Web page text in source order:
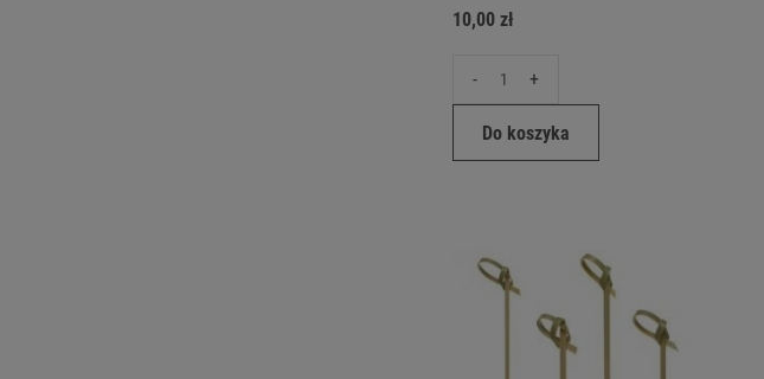
10,00 zł
- +
Do koszyka